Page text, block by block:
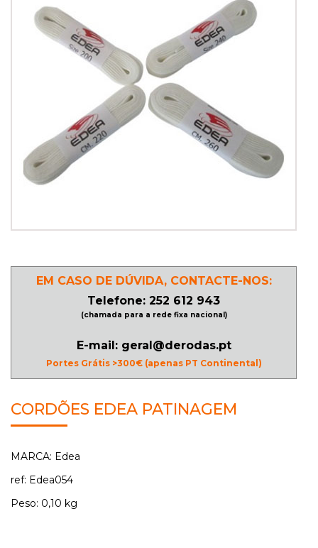
PATINAGEM
GELO
PROMOÇÕES
LINHA
ROLLER
DERBY
EM CASO DE DÚVIDA, CONTACTE-NOS:
Telefone: 252 612 943
(chamada para a rede fixa nacional)
E-mail: geral@derodas.pt
Portes Grátis >300€ (apenas PT Continental)
CORDÕES EDEA PATINAGEM
MARCA: Edea
ref: Edea054
Peso: 0,10 kg